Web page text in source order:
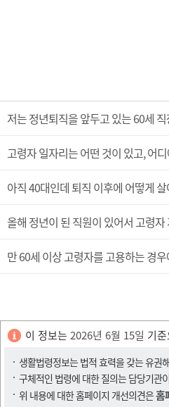
저는 정년퇴직을 앞두고 있는 60세
고령자 일자리는 어떤 것이 있고, 어
아직 40대인데 퇴직 이후에 어떻게
올해 정년이 된 직원이 있어서 고령
만 60세 이상 고령자를 고용하는 경
이 정보는 2026년 6월 15일 기
생활법령정보는 법적 효력을 갖는 유권
구체적인 법령에 대한 질의는 담당기관
위 내용에 대한 홈페이지 개선의견은홈